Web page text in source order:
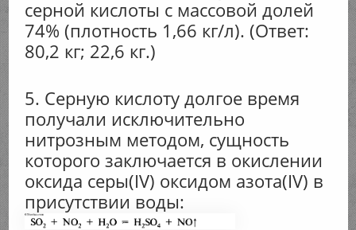
серной кислоты с массовой долей
74% (плотность 1,66 кг/л). (Ответ:
80,2 кг; 22,6 кг.)
5. Серную кислоту долгое время
получали исключительно
нитрозным методом, сущность
которого заключается в окислении
оксида серы(IV) оксидом азота(IV) в
присутствии воды: